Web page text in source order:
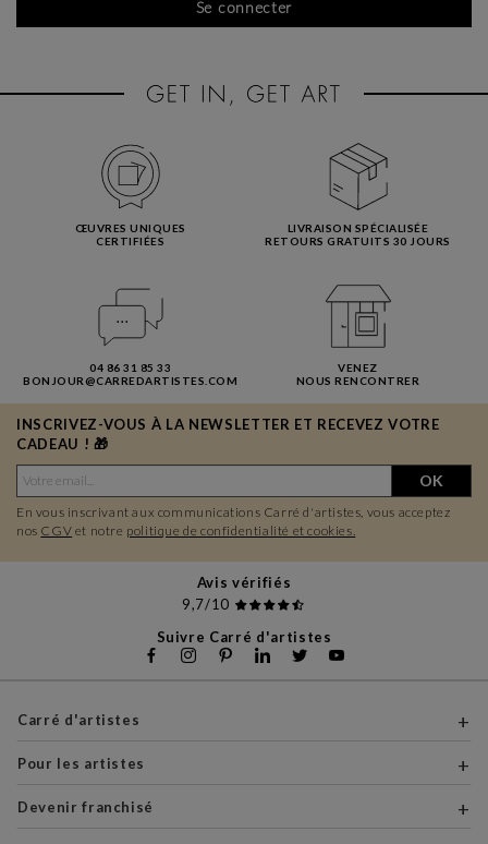
Se connecter
ŒUVRES UNIQUES
CERTIFIÉES
LIVRAISON SPÉCIALISÉE
RETOURS GRATUITS 30 JOURS
04 86 31 85 33
BONJOUR@CARREDARTISTES.COM
VENEZ
NOUS RENCONTRER
INSCRIVEZ-VOUS À LA NEWSLETTER ET RECEVEZ VOTRE
CADEAU ! 🎁
OK
En vous inscrivant aux communications Carré d'artistes, vous acceptez
nos CGV et notre politique de confidentialité et cookies.
Avis vérifiés
9,7/10
Suivre Carré d'artistes
Carré d'artistes
Pour les artistes
Devenir franchisé